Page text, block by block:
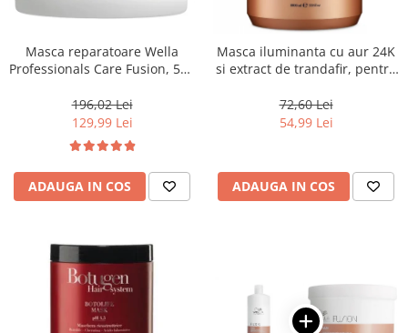
Masca reparatoare Wella
Professionals Care Fusion, 500
196,02 Lei
129,99 Lei
ADAUGA IN COS
Masca iluminanta cu aur 24K
si extract de trandafir, pentru
Oro Therapy, 1000 ml
72,60 Lei
54,99 Lei
ADAUGA IN COS